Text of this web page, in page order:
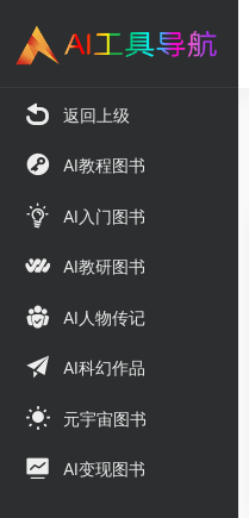
返回上级
AI教程图书
AI入门图书
AI教研图书
AI人物传记
AI科幻作品
元宇宙图书
AI变现图书